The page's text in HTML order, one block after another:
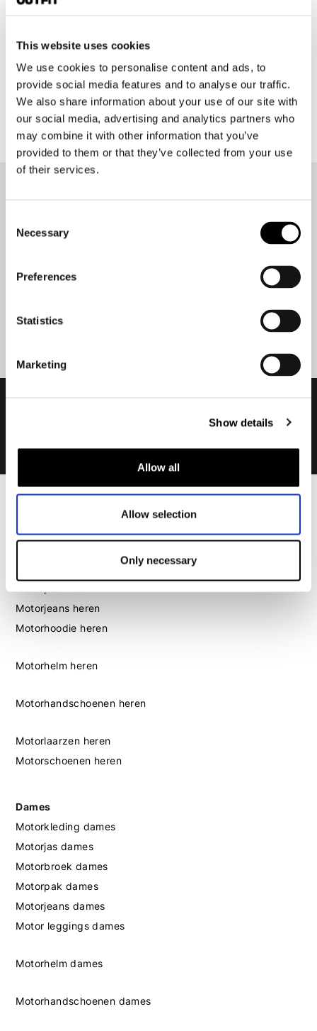
This website uses cookies
We use cookies to personalise content and ads, to
provide social media features and to analyse our traffic.
We also share information about your use of our site with
our social media, advertising and analytics partners who
may combine it with other information that you’ve
provided to them or that they’ve collected from your use
of their services.
Selection
Necessary
Preferences
Statistics
Marketing
Show details
Allow all
Allow selection
Only necessary
Zwart-antraciet, S, Standaard
In winkelwagen
Geen zorgen, wij zullen je niet spammen
Motorjeans heren
Motorhoodie heren
Motorhelm heren
Motorhandschoenen heren
Motorlaarzen heren
Motorschoenen heren
Dames
Motorkleding dames
Motorjas dames
Motorbroek dames
Motorpak dames
Motorjeans dames
Motor leggings dames
Motorhelm dames
Motorhandschoenen dames